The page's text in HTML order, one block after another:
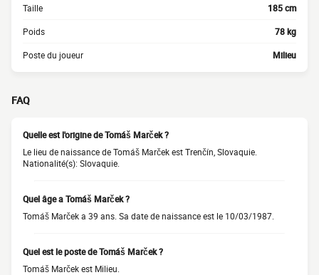
Taille 185 cm
Poids 78 kg
Poste du joueur Milieu
FAQ
Quelle est l'origine de Tomáš Marček ?
Le lieu de naissance de Tomáš Marček est Trenčín, Slovaquie.
Nationalité(s): Slovaquie.
Quel âge a Tomáš Marček ?
Tomáš Marček a 39 ans. Sa date de naissance est le 10/03/1987.
Quel est le poste de Tomáš Marček ?
Tomáš Marček est Milieu.